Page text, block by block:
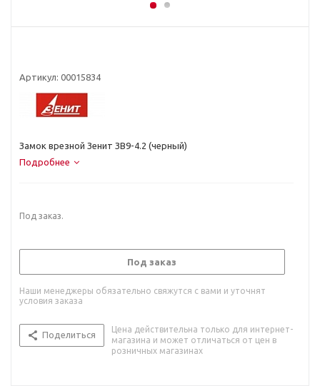
Артикул: 00015834
Замок врезной Зенит ЗВ9-4.2 (черный)
Подробнее
Под заказ.
Под заказ
Наши менеджеры обязательно свяжутся с вами и уточнят
условия заказа
Поделиться
Цена действительна только для интернет-
магазина и может отличаться от цен в
розничных магазинах